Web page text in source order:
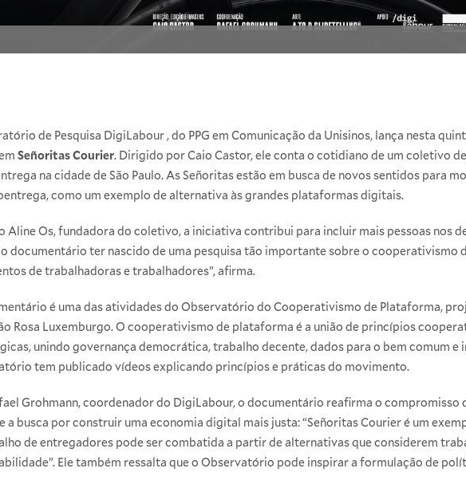
de Pesquisa DigiLabour, do PPG em Comunicação da Unisinos, lança nesta
Señoritas Courier. Dirigido por Caio Castor, ele conta o cotidiano de um coletivo
na cidade de São Paulo. As Señoritas estão em busca de novos sentidos para
como um exemplo de alternativa às grandes plataformas digitais.
Aline Os, fundadora do coletivo, a iniciativa contribui para incluir mais pessoas nos
documentário ter nascido de uma pesquisa tão importante sobre o
de trabalhadoras e trabalhadores”, afirma.
é uma das atividades do Observatório do Cooperativismo de Plataforma,
Rosa Luxemburgo. O cooperativismo de plataforma é a união de princípios
unindo governança democrática, trabalho decente, dados para o bem comum e
tem publicado vídeosexplicando princípios e práticas do movimento.
Grohmann, coordenador do DigiLabour, o documentário reafirma o
a busca por construir uma economia digital mais justa: “Señoritas Courier é um
de entregadores pode ser combatida a partir de alternativas que considerem
Ele também ressalta que o Observatório pode inspirar a formulação de